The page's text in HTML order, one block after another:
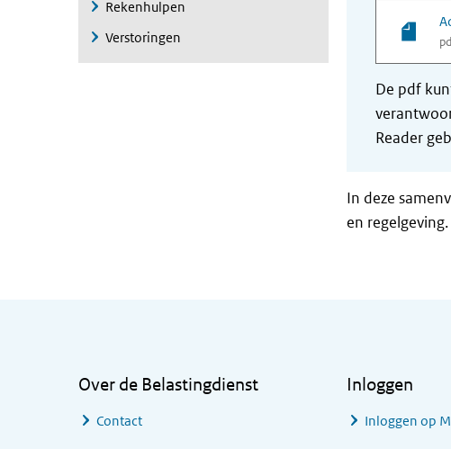
Rekenhulpen
Verstoringen
De pdf
Reader
In deze
en regelgeving.
Over de Belastingdienst
Contact
Inloggen
Inloggen op